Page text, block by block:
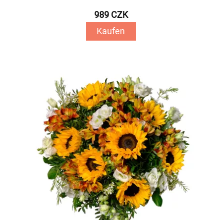
989 CZK
Kaufen